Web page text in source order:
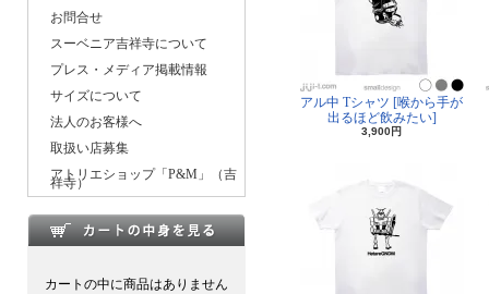
お問合せ
スーベニア吉祥寺について
プレス・メディア掲載情報
サイズについて
法人のお客様へ
取扱い店募集
アトリエショップ「P&M」（吉
祥寺）
カートの中に商品はありません
アル中 Tシャツ [喉から手が
出るほど飲みたい]
3,900円